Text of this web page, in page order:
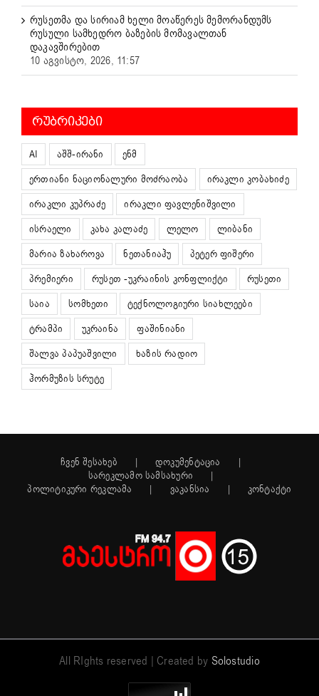
რუსეთმა და სირიამ ხელი მოაწერეს მემორანდუმს
რუსული სამხედრო ბაზების მომავალთან
დაკავშირებით
10 აგვისტო, 2026, 11:57
ᲠᲣᲑᲠᲘᲙᲔᲑᲘ
AI აშშ-ირანი
ენმ
ერთიანი ნაციონალური მოძრაობა
ირაკლი კობახიძე
ირაკლი კუპრაძე
ირაკლი ფავლენიშვილი
ისრაელი
კახა კალაძე ლელო
ლიბანი
მარია ზახაროვა
ნეთანიაჰუ
პეტერ ფიშერი
პრემიერი
რუსეთ -უკრაინის კონფლიქტი
რუსეთი
საია
სომხეთი
ტექნოლოგიური სიახლეები
ტრამპი
უკრაინა
ფაშინიანი
შალვა პაპუაშვილი
ხაზის რადიო
ჰორმუზის სრუტე
ჩვენ შესახებ
დოკუმენტაცია
სარეკლამო სამსახური
პოლიტიკური რეკლამა
ვაკანსია კონტაქტი
All RIghts reserved | Created by Solostudio